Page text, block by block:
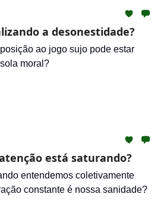
a desonestidade?
ao jogo sujo pode estar
moral?
está saturando?
entendemos coletivamente
constante é nossa sanidade?